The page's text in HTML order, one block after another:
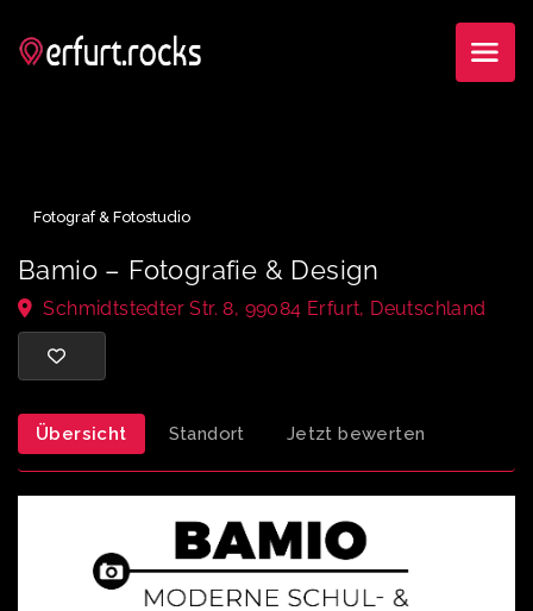
Bamio – Fotografie & Design
Schmidtstedter Str. 8, 99084 Erfurt, Deutschland
Übersicht Standort Jetzt bewerten